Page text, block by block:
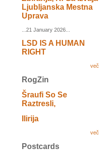
Ljubljanska Mestna
Uprava
...21 January 2026...
LSD IS A HUMAN
RIGHT
več
RogZin
Šraufi So Se
Raztresli,
Ilirija
več
Postcards